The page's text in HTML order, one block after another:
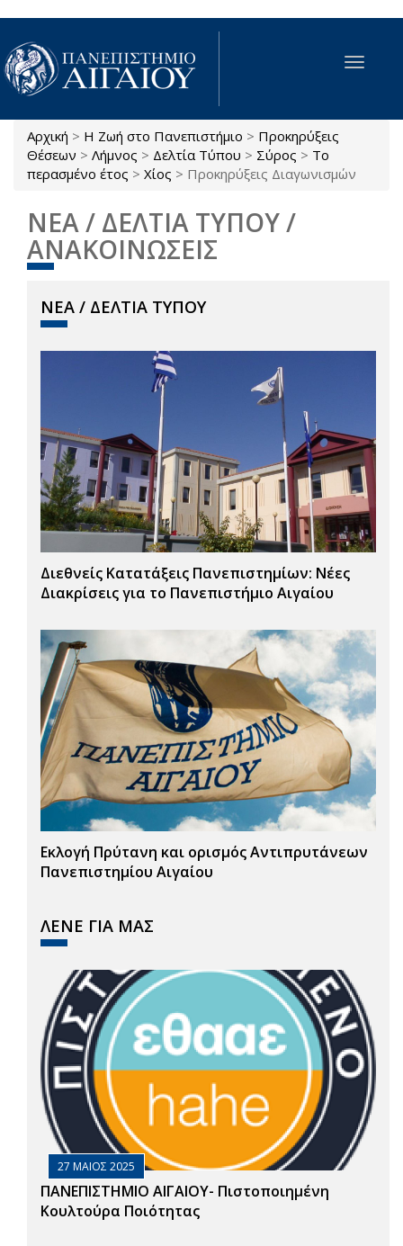
Παράκαμψη προς το κυρίως περιεχόμενο
Toggle
Είστε εδώ
Αρχική > Η Ζωή στο Πανεπιστήμιο > Προκηρύξεις
Θέσεων > Λήμνος > Δελτία Τύπου > Σύρος > Το
περασμένο έτος > Χίος > Προκηρύξεις Διαγωνισμών
ΝΕΑ / ΔΕΛΤΙΑ ΤΥΠΟΥ /
ΑΝΑΚΟΙΝΩΣΕΙΣ
ΝΕΑ / ΔΕΛΤΙΑ ΤΥΠΟΥ
Διεθνείς Κατατάξεις Πανεπιστημίων: Νέες
Διακρίσεις για το Πανεπιστήμιο Αιγαίου
Εκλογή Πρύτανη και ορισμός Αντιπρυτάνεων
Πανεπιστημίου Αιγαίου
ΛΕΝΕ ΓΙΑ ΜΑΣ
27 ΜΑΙΟΣ 2025
ΠΑΝΕΠΙΣΤΗΜΙΟ ΑΙΓΑΙΟΥ- Πιστοποιημένη
Κουλτούρα Ποιότητας